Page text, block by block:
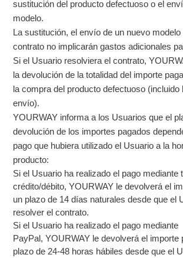
sustitución del producto defectuoso o el
modelo.
La sustitución, el envío de un nuevo
contrato no implicarán gastos adicionales
Si el Usuario resolviera el contrato,
la devolución de la totalidad del importe
la compra del producto defectuoso (incluido
envío).
YOURWAY informa a los Usuarios que el
devolución de los importes pagados
pago que hubiera utilizado el Usuario a la
producto:
Si el Usuario ha realizado el pago mediante
crédito/débito, YOURWAY le devolverá el
un plazo de 14 días naturales desde que el
resolver el contrato.
Si el Usuario ha realizado el pago mediante
PayPal, YOURWAY le devolverá el importe
plazo de 24-48 horas hábiles desde que el